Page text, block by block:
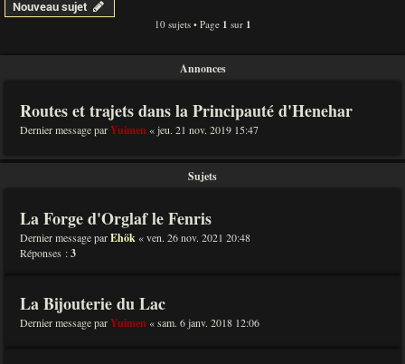
Nouveau sujet
10 sujets • Page 1 sur 1
Annonces
Routes et trajets dans la Principauté d'Henehar
Dernier message parYuimen «jeu. 21 nov. 2019 15:47
Sujets
La Forge d'Orglaf le Fenris
Dernier message parEhök «ven. 26 nov. 2021 20:48
Réponses :3
La Bijouterie du Lac
Dernier message parYuimen «sam. 6 janv. 2018 12:06